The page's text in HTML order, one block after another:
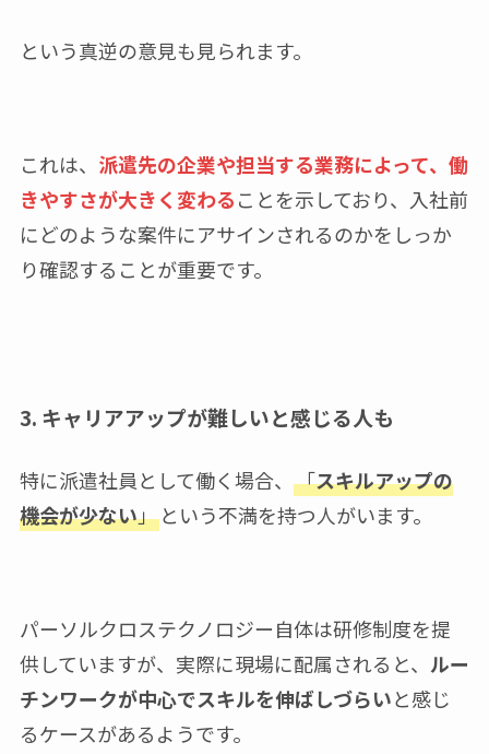
という真逆の意見も見られます。
これは、 派遣先の企業や担当する業務によって、働
きやすさが大きく変わることを示しており、入社前
にどのような案件にアサインされるのかをしっか
り確認することが重要です。
3. キャリアアップが難しいと感じる人も
特に派遣社員として働く場合、 「スキルアップの
機会が少ない」という不満を持つ人がいます。
パーソルクロステクノロジー自体は研修制度を提
供していますが、実際に現場に配属されると、 ルー
チンワークが中心でスキルを伸ばしづらいと感じ
るケースがあるようです。